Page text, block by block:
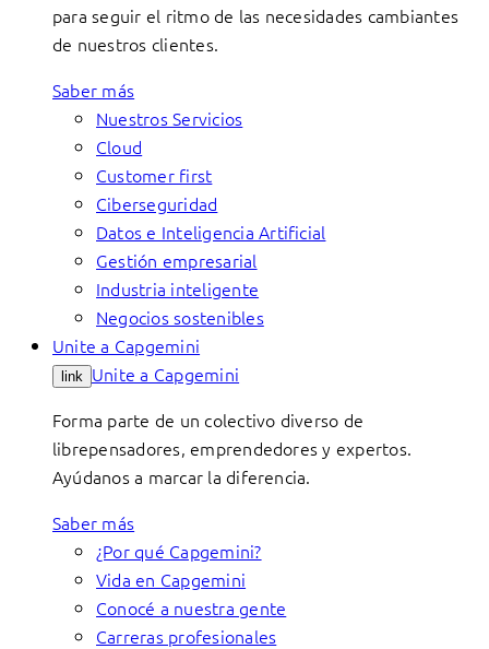
para seguir el ritmo de las necesidades cambiantes
de nuestros clientes.
Saber más
Nuestros Servicios
Cloud
Customer first
Ciberseguridad
Datos e Inteligencia Artificial
Gestión empresarial
Industria inteligente
Negocios sostenibles
Unite a Capgemini
link Unite a Capgemini
Forma parte de un colectivo diverso de
librepensadores, emprendedores y expertos.
Ayúdanos a marcar la diferencia.
Saber más
¿Por qué Capgemini?
Vida en Capgemini
Conocé a nuestra gente
Carreras profesionales